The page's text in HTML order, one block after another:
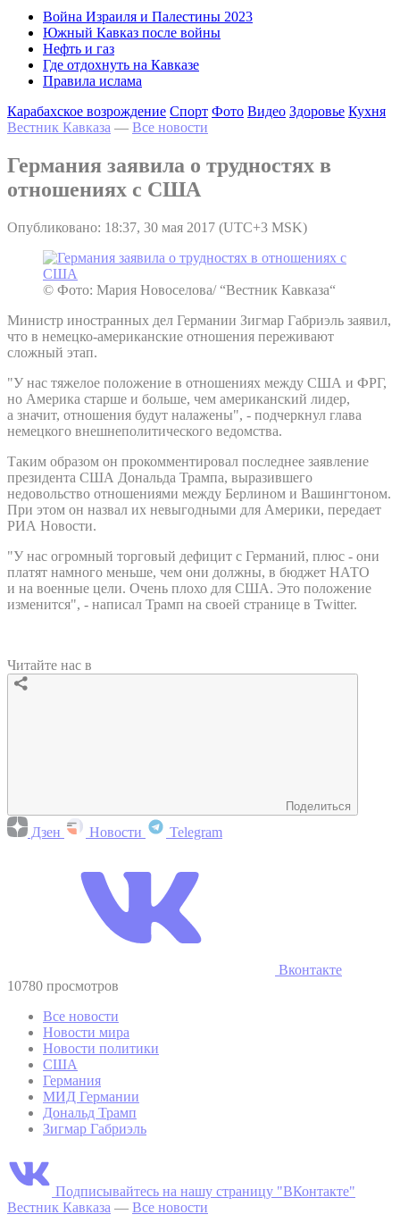
Война Израиля и Палестины 2023
Южный Кавказ после войны
Нефть и газ
Где отдохнуть на Кавказе
Правила ислама
Карабахское возрождение Спорт Фото Видео Здоровье Кухня
Вестник Кавказа — Все новости
Германия заявила о трудностях в
отношениях с США
Опубликовано: 18:37, 30 мая 2017 (UTC+3 MSK)
© Фото: Мария Новоселова/ “Вестник Кавказа“
Министр иностранных дел Германии Зигмар Габриэль заявил,
что в немецко-американские отношения переживают
сложный этап.
"У нас тяжелое положение в отношениях между США и ФРГ,
но Америка старше и больше, чем американский лидер,
а значит, отношения будут налажены", - подчеркнул глава
немецкого внешнеполитического ведомства.
Таким образом он прокомментировал последнее заявление
президента США Дональда Трампа, выразившего
недовольство отношениями между Берлином и Вашингтоном.
При этом он назвал их невыгодными для Америки, передает
РИА Новости.
"У нас огромный торговый дефицит с Германий, плюс - они
платят намного меньше, чем они должны, в бюджет НАТО
и на военные цели. Очень плохо для США. Это положение
изменится", - написал Трамп на своей странице в Twitter.
Читайте нас в
Поделиться
Дзен Новости Telegram
Вконтакте
10780 просмотров
Все новости
Новости мира
Новости политики
США
Германия
МИД Германии
Дональд Трамп
Зигмар Габриэль
Подписывайтесь на нашу страницу "ВКонтакте"
Вестник Кавказа — Все новости